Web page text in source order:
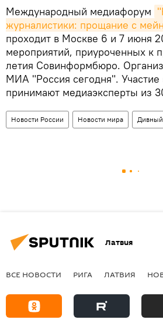
Международный медиафорум
журналистики: прощание с
проходит в Москве 6 и 7 июня
мероприятий, приуроченных к
летия Совинформбюро.
МИА "Россия сегодня".
принимают медиаэксперты из
Новости России Новости мира
Латвия
ВСЕ НОВОСТИ РИГА ЛАТВИЯ